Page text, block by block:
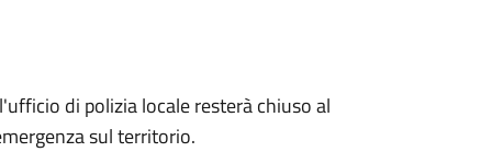
di polizia locale resterà chiuso al
sul territorio.